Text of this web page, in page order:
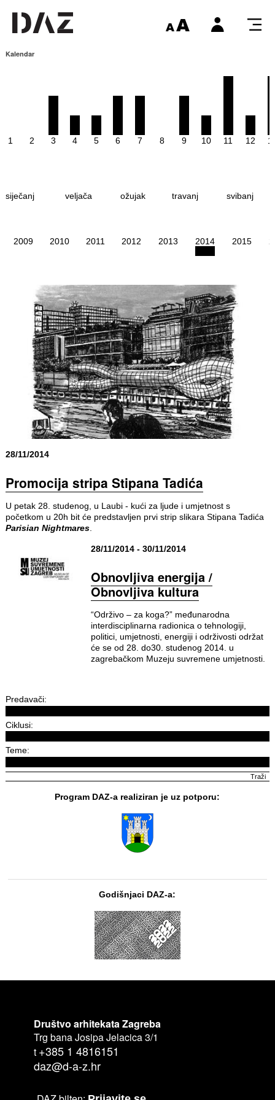
Kalendar
1 2 3 4 5 6 7 8 9 10 11 12
siječanj veljača ožujak travanj svibanj
2009 2010 2011 2012 2013 2014 2015
28/11/2014
Promocija stripa Stipana Tadića
U petak 28. studenog, u Laubi - kući za ljude i umjetnost s
početkom u 20h bit će predstavljen prvi strip slikara Stipana Tadića
Parisian Nightmares.
28/11/2014 - 30/11/2014
Obnovljiva energija /
Obnovljiva kultura
“Održivo – za koga?” međunarodna
interdisciplinarna radionica o tehnologiji,
politici, umjetnosti, energiji i održivosti održat
će se od 28. do30. studenog 2014. u
zagrebačkom Muzeju suvremene umjetnosti.
Predavači:
Ciklusi:
Teme:
Program DAZ-a realiziran je uz potporu:
Godišnjaci DAZ-a:
Društvo arhitekata Zagreba
Trg bana Josipa Jelacica 3/1
t +385 1 4816151
daz@d-a-z.hr